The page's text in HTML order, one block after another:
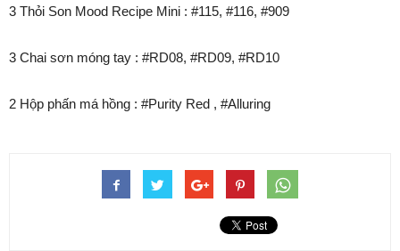
3 Thỏi Son Mood Recipe Mini : #115, #116, #909
3 Chai sơn móng tay : #RD08, #RD09, #RD10
2 Hộp phấn má hồng : #Purity Red , #Alluring